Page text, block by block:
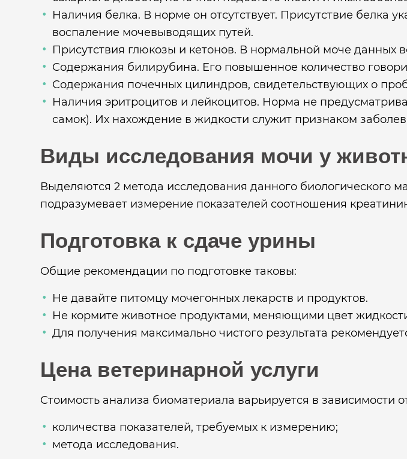
Наличия белка. В норме он отсутствует. Присутствие белка
воспаление мочевыводящих путей.
Присутствия глюкозы и кетонов. В нормальной моче данных
Содержания билирубина. Его повышенное количество
Содержания почечных цилиндров, свидетельствующих о
Наличия эритроцитов и лейкоцитов. Норма не
самок). Их нахождение в жидкости служит признаком
Виды исследования мочи у
Выделяются 2 метода исследования данного биологического
подразумевает измерение показателей соотношения
Подготовка к сдаче урины
Общие рекомендации по подготовке таковы:
Не давайте питомцу мочегонных лекарств и продуктов.
Не кормите животное продуктами, меняющими цвет
Для получения максимально чистого результата
Цена ветеринарной услуги
Стоимость анализа биоматериала варьируется в зависимости
количества показателей, требуемых к измерению;
метода исследования.